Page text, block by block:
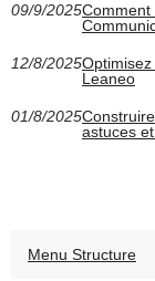
09/9/2025Comment
12/8/2025
Leaneo
01/8/2025
astuces
Menu Structure